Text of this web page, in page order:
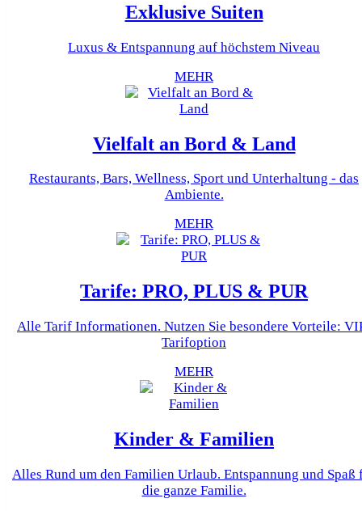
Exklusive Suiten
Luxus & Entspannung auf höchstem Niveau
MEHR
Vielfalt an Bord & Land
Restaurants, Bars, Wellness, Sport und Unterhaltung - das
Ambiente.
MEHR
Tarife: PRO, PLUS & PUR
Alle Tarif Informationen. Nutzen Sie besondere Vorteile:
Tarifoption
MEHR
Kinder & Familien
Alles Rund um den Familien Urlaub. Entspannung und Spaß
die ganze Familie.